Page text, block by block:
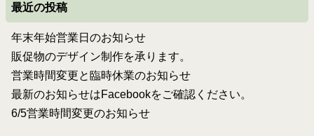
最近の投稿
年末年始営業日のお知らせ
販促物のデザイン制作を承ります。
営業時間変更と臨時休業のお知らせ
最新のお知らせはFacebookをご確認ください。
6/5営業時間変更のお知らせ